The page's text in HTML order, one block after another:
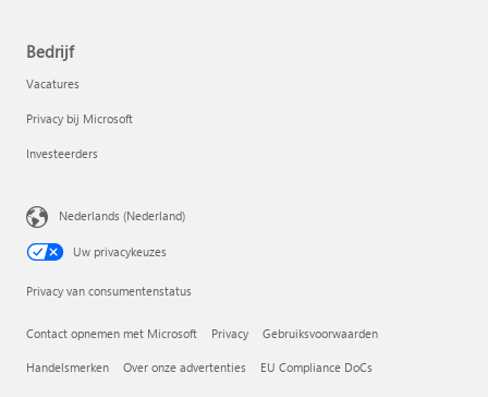
Bedrijf
Vacatures
Privacy bij Microsoft
Investeerders
Nederlands (Nederland)
Uw privacykeuzes
Privacy van consumentenstatus
Contact opnemen met Microsoft Privacy Gebruiksvoorwaarden
Handelsmerken Over onze advertenties EU Compliance DoCs